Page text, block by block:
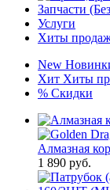
Запчасти
Услуги
Хиты
New
Хит Хиты
% Скидки
Алмазная
1 890 руб.